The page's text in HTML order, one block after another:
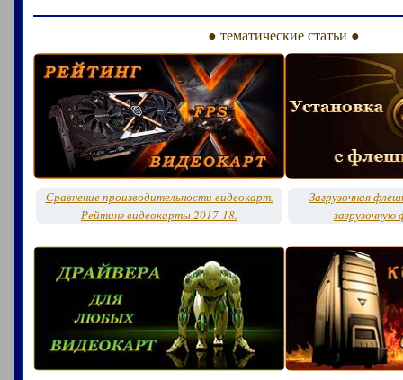
● тематические статьи ●
Сравнение производительности видеокарт.
Рейтинг видеокарты 2017-18.
Загрузочная